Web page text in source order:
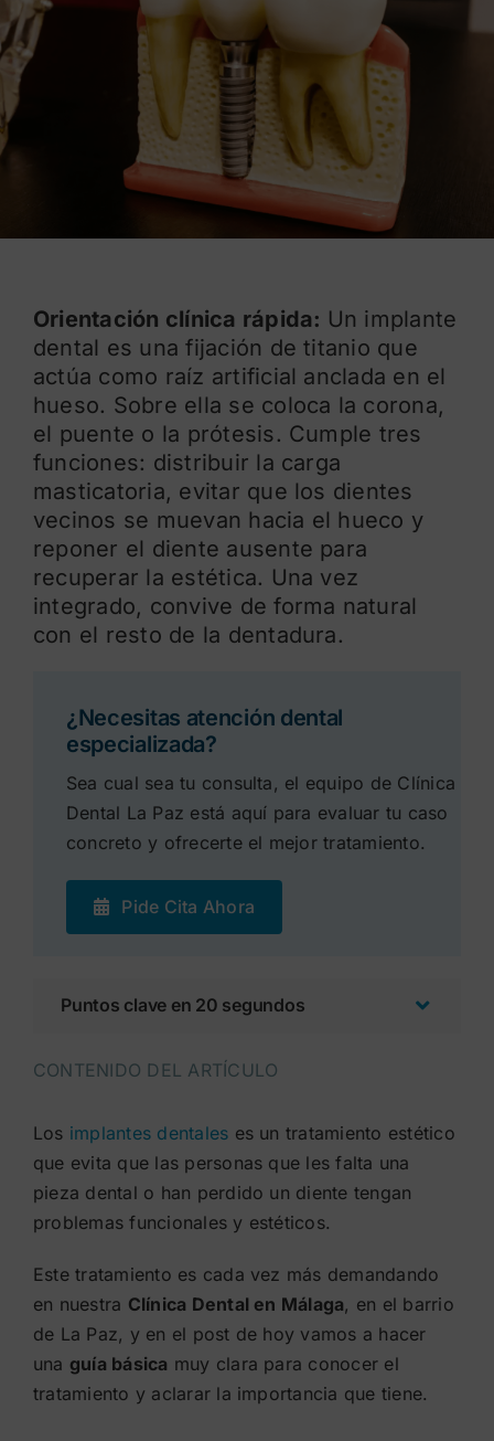
Blog
Orientación clínica rápida: Un implante
dental es una fijación de titanio que
actúa como raíz artificial anclada en el
hueso. Sobre ella se coloca la corona,
el puente o la prótesis. Cumple tres
funciones: distribuir la carga
masticatoria, evitar que los dientes
vecinos se muevan hacia el hueco y
reponer el diente ausente para
recuperar la estética. Una vez
integrado, convive de forma natural
con el resto de la dentadura.
¿Necesitas atención dental
especializada?
Sea cual sea tu consulta, el equipo de Clínica
Dental La Paz está aquí para evaluar tu caso
concreto y ofrecerte el mejor tratamiento.
Pide Cita Ahora
Puntos clave en 20 segundos
CONTENIDO DEL ARTÍCULO
Los implantes dentales es un tratamiento estético
que evita que las personas que les falta una
pieza dental o han perdido un diente tengan
problemas funcionales y estéticos.
Este tratamiento es cada vez más demandando
en nuestra Clínica Dental en Málaga, en el barrio
de La Paz, y en el post de hoy vamos a hacer
una guía básica muy clara para conocer el
tratamiento y aclarar la importancia que tiene.